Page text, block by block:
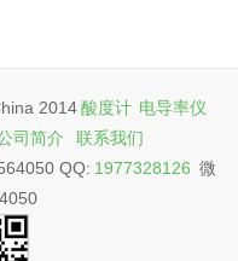
2014酸度计 电导率仪
司简介
联系我们
QQ: 1977328126 微